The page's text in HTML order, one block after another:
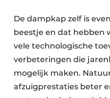
De dampkap zelf is
beestje en dat hebben
vele technologische
verbeteringen die
mogelijk maken.
afzuigprestaties beter